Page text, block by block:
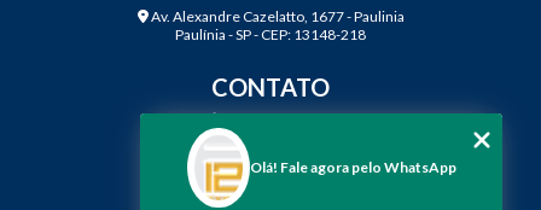
Av. Alexandre Cazelatto, 1677 - Paulinia
Paulínia - SP - CEP: 13148-218
CONTATO
(19) 99968-7979
contato@f12engenharia.com.br
Olá! Fale agora pelo WhatsApp